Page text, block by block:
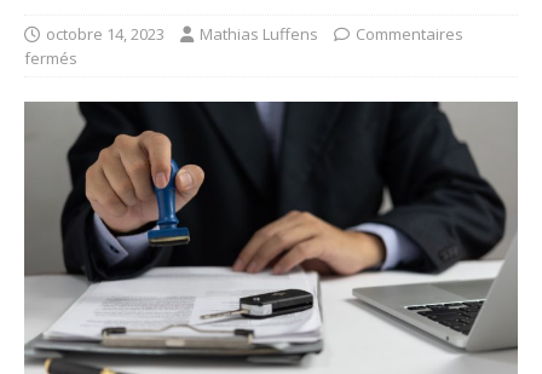
octobre 14, 2023 Mathias Luffens
Commentaires
fermés